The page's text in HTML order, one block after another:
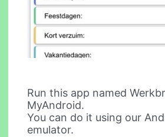
Run this app named
MyAndroid.
You can do it using our
emulator.